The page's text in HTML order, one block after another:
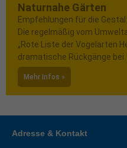
Naturnahe Gärten
Empfehlungen für die
Die regelmäßig vom
„Rote Liste der Vogelarten
dramatische Rückgänge bei
Mehr Infos »
Adresse & Kontakt